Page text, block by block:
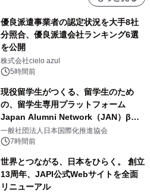
優良派遣事業者の認定状況を大手8社
分照合、優良派遣会社ランキング6選
を公開
株式会社cielo azul
5時間前
現役留学生がつくる、留学生のため
の、留学生専用プラットフォーム
Japan Alumni Network（JAN）β版
をリリース
一般社団法人日本国際化推進協会
7時間前
世界とつながる、日本をひらく。 創立
13周年、JAPI公式Webサイトを全面
リニューアル